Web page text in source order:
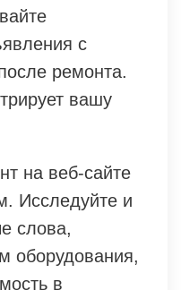
с
ремонта.
вашу
на веб-сайте
Исследуйте и
слова,
оборудования,
в